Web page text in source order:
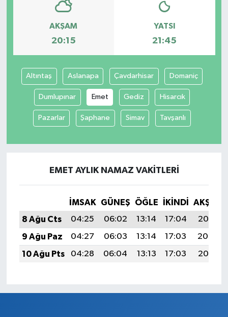
AKŞAM
20:15
YATSI
21:45
Altıntaş Aslanapa Çavdarhisar Domaniç
Dumlupınar Emet Gediz Hisarcık
Pazarlar Şaphane Simav Tavşanlı
EMET AYLIK NAMAZ VAKITLERI
İMSAK GÜNEŞ ÖĞLE İKINDI
AKŞAM
8 Ağu Cts
04:25 06:02 13:14 17:04
20:15
9 Ağu Paz
04:27 06:03 13:14 17:03
20:14
10 Ağu Pts
04:28 06:04 13:13 17:03 20:13